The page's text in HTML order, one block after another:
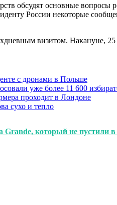
обсудят основные
России некоторые
визитом. Накануне,
с дронами в Польше
уже более 11 600
проходит в Лондоне
сухо и тепло
который не пустили